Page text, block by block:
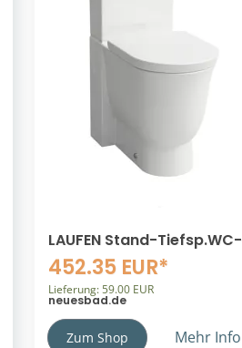
LAUFEN Stand-Tiefsp.WC-
Kombi THE NEW CLASSIC
370x700 VARIO-Abg.
spülrandlos weiß,
H8248580000001
H8248580000001
452.35 EUR*
Lieferung: 59.00 EUR
neuesbad.de
Zum Shop Mehr Info